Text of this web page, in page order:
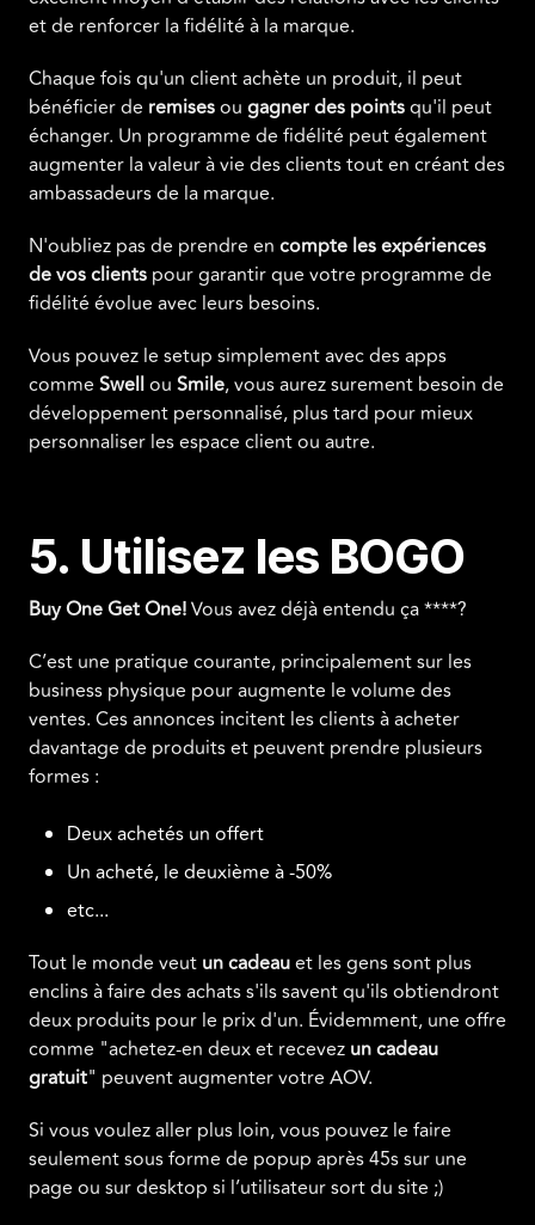
et de renforcer la fidélité à la marque.
Chaque fois qu'un client achète un produit, il peut
bénéficier de remisesou gagnerdes pointsqu'il peut
échanger. Un programme de fidélité peut également
augmenter la valeur à vie des clients tout en créant des
ambassadeurs de la marque.
N'oubliez pas de prendre en compte lesexpériences
devosclients pour garantir que votre programme de
fidélité évolue avec leurs besoins.
Vous pouvez le setup simplement avec des apps
comme Swellou Smile, vous aurez surement besoin de
développement personnalisé, plus tard pour mieux
personnaliser les espace client ou autre.
5. Utilisez les BOGO
Buy One Get One!Vous avez déjà entendu ça ****?
C’est une pratique courante, principalement sur les
business physique pour augmente le volume des
ventes. Ces annonces incitent les clients à acheter
davantage de produits et peuvent prendre plusieurs
formes :
Deux achetés un offert
Un acheté, le deuxième à -50%
etc...
Tout le monde veut uncadeauet les gens sont plus
enclins à faire des achats s'ils savent qu'ils obtiendront
deux produits pour le prix d'un. Évidemment, une offre
comme "achetez-en deux et recevez un cadeau
gratuit" peuvent augmenter votre AOV.
Si vous voulez aller plus loin, vous pouvez le faire
seulement sous forme de popup après 45s sur une
page ou sur desktop si l’utilisateur sort du site ;)